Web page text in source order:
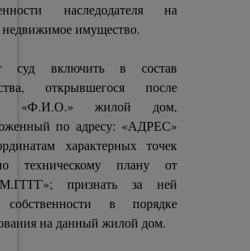
наследодателя на
недвижимое имущество.
суд включить в состав
открывшегося после
«Ф.И.О.» жилой дом,
по адресу: «АДРЕС»
характерных точек
техническому плану от
признать за ней
собственности в порядке
на данный жилой дом.